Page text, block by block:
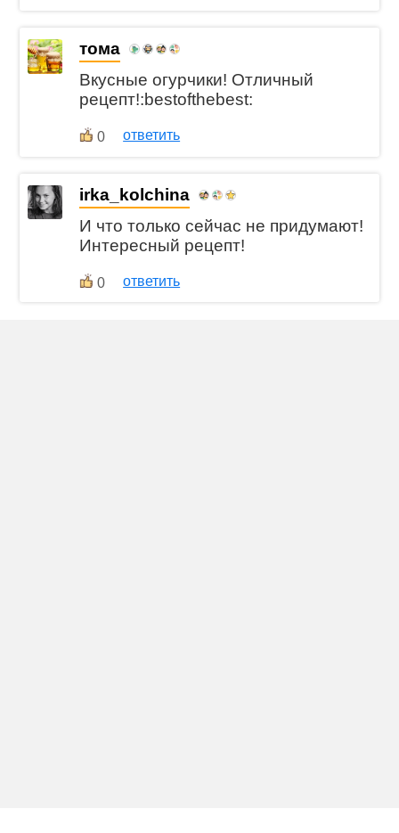
тома
Вкусные огурчики! Отличный
рецепт!:bestofthebest:
0 ответить
irka_kolchina
И что только сейчас не придумают!
Интересный рецепт!
0 ответить